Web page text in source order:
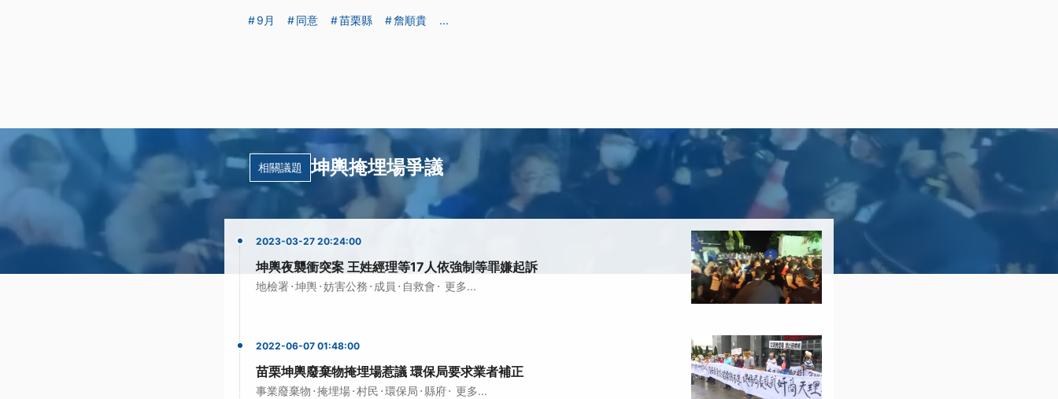
9月 同意 苗栗縣 詹順貴 ...
相關議題 坤輿掩埋場爭議
2023-03-27 20:24:00
坤輿夜襲衝突案 王姓經理等17人依強制等罪嫌起訴
地檢署 ·坤輿·妨害公務 · 成員 · 自救會 · 更多...
2022-06-07 01:48:00
苗栗坤輿廢棄物掩埋場惹議 環保局要求業者補正
事業廢棄物 ·掩埋場·村民 ·環保局 · 縣府· 更多...